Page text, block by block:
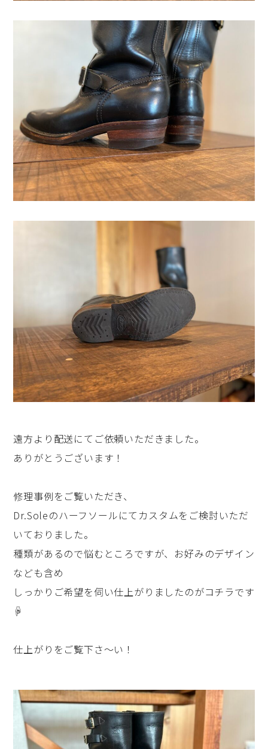
遠方より配送にてご依頼いただきました。
ありがとうございます！
修理事例をご覧いただき、
Dr.Soleのハーフソールにてカスタムをご検討いただ
いておりました。
種類があるので悩むところですが、お好みのデザイン
なども含め
しっかりご希望を伺い仕上がりましたのがコチラです
☟
仕上がりをご覧下さ～い！